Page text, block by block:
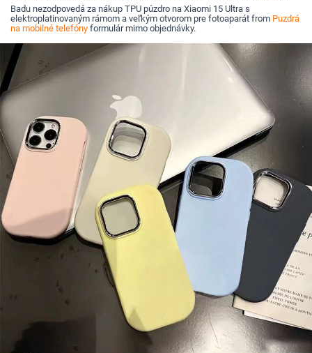
Badu nezodpovedá za nákup TPU púzdro na Xiaomi 15 Ultra s
elektroplatinovaným rámom a veľkým otvorom pre fotoaparát from Puzdrá
na mobilné telefóny formulár mimo objednávky.